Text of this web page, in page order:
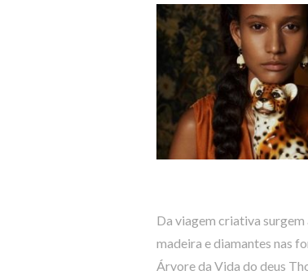
Da viagem criativa
madeira e diamantes nas
Árvore da Vida do deus